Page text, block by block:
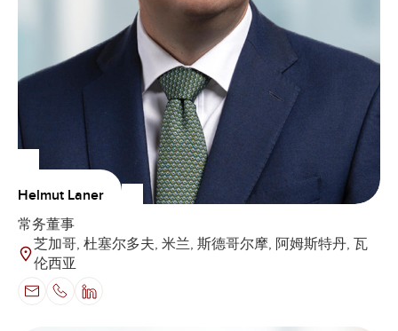
Helmut Laner
常务董事
芝加哥, 杜塞尔多夫, 米兰, 斯德哥尔摩, 阿姆斯特丹, 瓦
伦西亚